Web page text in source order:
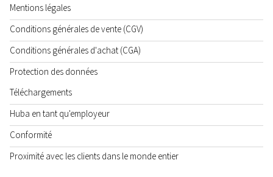
Mentions légales
Conditions générales de vente (CGV)
Conditions générales d'achat (CGA)
Protection des données
Téléchargements
Huba en tant qu'employeur
Conformité
Proximité avec les clients dans le monde entier